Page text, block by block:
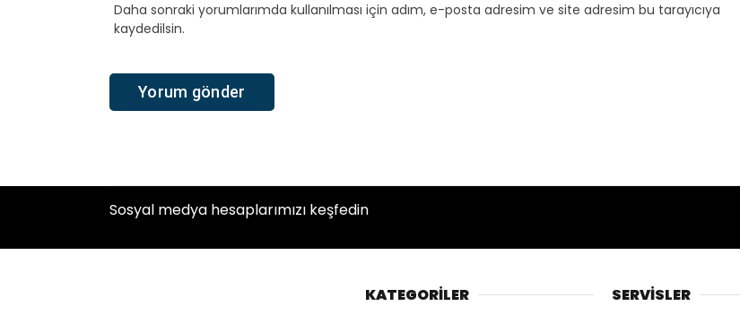
Daha sonraki yorumlarımda kullanılması için adım, e-posta adresim ve site adresim bu tarayıcıya
kaydedilsin.
Sosyal medya hesaplarımızı keşfedin
KATEGORİLER SERVİSLER